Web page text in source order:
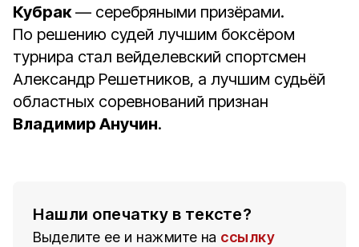
Кубрак— серебряными призёрами.
По решению судей лучшим боксёром
турнира стал вейделевский спортсмен
Александр Решетников, а лучшим судьёй
областных соревнований признан
Владимир Анучин.
Нашли опечатку в тексте?
Выделите ее и нажмите на ссылку